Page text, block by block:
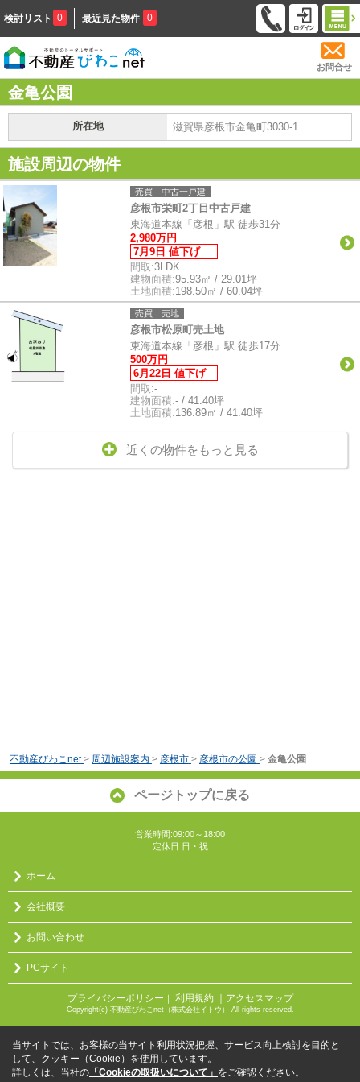
検討リスト 0 最近見た物件 0
お問合せ
金亀公園
所在地 滋賀県彦根市金亀町3030-1
施設周辺の物件
売買｜中古一戸建
彦根市栄町2丁目中古戸建
東海道本線「彦根」駅 徒歩31分
2,980万円
7月9日 値下げ
間取:3LDK
建物面積:95.93㎡ / 29.01坪
土地面積:198.50㎡ / 60.04坪
売買｜売地
彦根市松原町売土地
東海道本線「彦根」駅 徒歩17分
500万円
6月22日 値下げ
間取:-
建物面積:- / 41.40坪
土地面積:136.89㎡ / 41.40坪
近くの物件をもっと見る
不動産びわこnet > 周辺施設案内 > 彦根市 > 彦根市の公園 > 金亀公園
ページトップに戻る
営業時間:09:00～18:00
定休日:日・祝
ホーム
会社概要
お問い合わせ
PCサイト
プライバシーポリシー ｜ 利用規約 ｜アクセスマップ
Copyright(c) 不動産びわこnet（株式会社イトウ） All rights reserved.
当サイトでは、お客様の当サイト利用状況把握、サービス向上検討を目的と
して、クッキー（Cookie）を使用しています。
詳しくは、当社の 「Cookieの取扱いについて」 をご確認ください。